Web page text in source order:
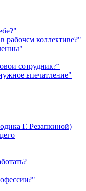
рабочем коллективе?"
сотрудник?"
впечатление"
Г. Резапкиной)